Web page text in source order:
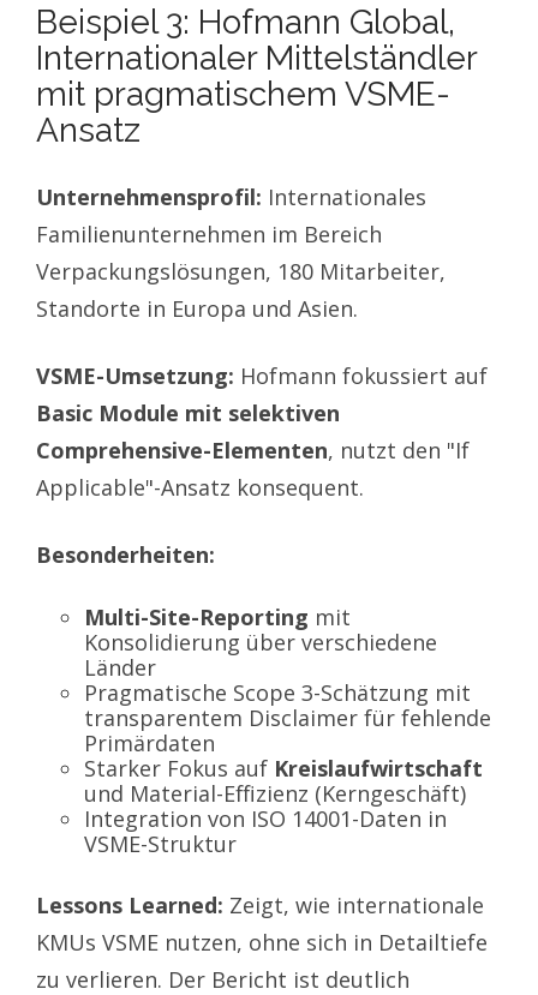
Beispiel 3: Hofmann Global,
Internationaler Mittelständler
mit pragmatischem VSME-
Ansatz
Unternehmensprofil: Internationales
Familienunternehmen im Bereich
Verpackungslösungen, 180 Mitarbeiter,
Standorte in Europa und Asien.
VSME-Umsetzung: Hofmann fokussiert auf
Basic Module mit selektiven
Comprehensive-Elementen, nutzt den "If
Applicable"-Ansatz konsequent.
Besonderheiten:
Multi-Site-Reporting mit
Konsolidierung über verschiedene
Länder
Pragmatische Scope 3-Schätzung mit
transparentem Disclaimer für fehlende
Primärdaten
Starker Fokus auf Kreislaufwirtschaft
und Material-Effizienz (Kerngeschäft)
Integration von ISO 14001-Daten in
VSME-Struktur
Lessons Learned: Zeigt, wie internationale
KMUs VSME nutzen, ohne sich in Detailtiefe
zu verlieren. Der Bericht ist deutlich